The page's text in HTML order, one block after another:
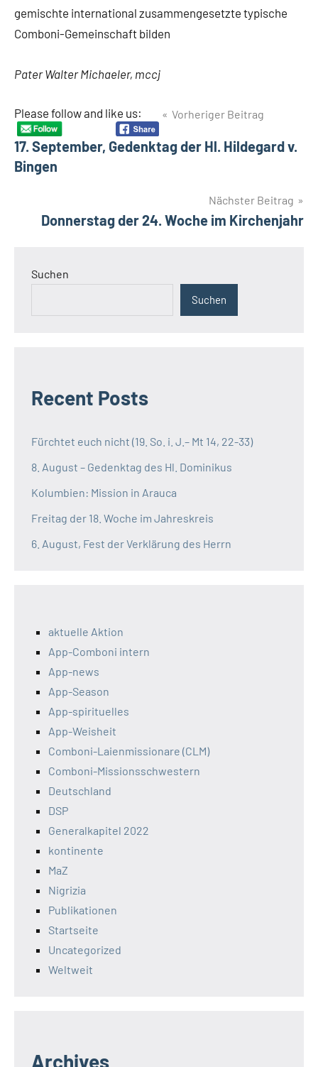
gemischte international zusammengesetzte typische
Comboni-Gemeinschaft bilden
Pater Walter Michaeler, mccj
Please follow and like us:
Schlagwörter
Indios
Österreich
Peru
BeitragsnavigationVorheriger Beitrag
17. September, Gedenktag der Hl. Hildegard v.
Bingen
Nächster Beitrag
Donnerstag der 24. Woche im Kirchenjahr
Suchen
Suchen
Recent Posts
Fürchtet euch nicht (19. So. i. J.– Mt 14, 22-33)
8. August – Gedenktag des Hl. Dominikus
Kolumbien: Mission in Arauca
Freitag der 18. Woche im Jahreskreis
6. August, Fest der Verklärung des Herrn
aktuelle Aktion
App-Comboni intern
App-news
App-Season
App-spirituelles
App-Weisheit
Comboni-Laienmissionare (CLM)
Comboni-Missionsschwestern
Deutschland
DSP
Generalkapitel 2022
kontinente
MaZ
Nigrizia
Publikationen
Startseite
Uncategorized
Weltweit
Archives